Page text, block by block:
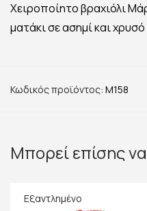
Χειροποίητο βραχιόλι
ματάκι σε ασημί και
Κωδικός προϊόντος: M158
Μπορεί επίσης